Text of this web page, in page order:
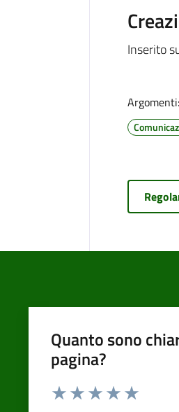
Inserito
Argomenti:
Quanto sono
pagina?
Valuta da 1 a 5 stelle la pagina